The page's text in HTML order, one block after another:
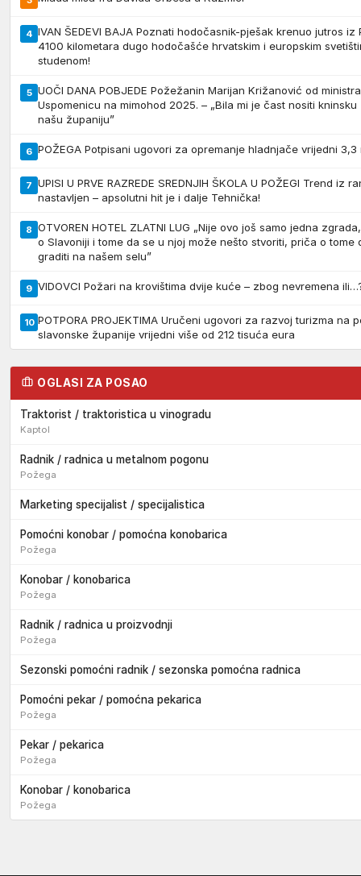
4 IVAN ŠEDEVI BAJA Poznati hodočasnik-pješak krenuo jutros
4100 kilometara dugo hodočašće hrvatskim i europskim
studenom!
5 UOČI DANA POBJEDE Požežanin Marijan Križanović od
Uspomenicu na mimohod 2025. – „Bila mi je čast nositi
našu županiju”
6 POŽEGA Potpisani ugovori za opremanje hladnjače vrijedni 3,3
7 UPISI U PRVE RAZREDE SREDNJIH ŠKOLA U POŽEGI Trend iz
nastavljen – apsolutni hit je i dalje Tehnička!
8 OTVOREN HOTEL ZLATNI LUG „Nije ovo još samo jedna
o Slavoniji i tome da se u njoj može nešto stvoriti, priča o tome
graditi na našem selu”
9 VIDOVCI Požari na krovištima dvije kuće – zbog nevremena
10 POTPORA PROJEKTIMA Uručeni ugovori za razvoj turizma na
slavonske županije vrijedni više od 212 tisuća eura
OGLASI ZA POSAO
Traktorist / traktoristica u vinogradu
Kaptol
Radnik / radnica u metalnom pogonu
Požega
Marketing specijalist / specijalistica
Pomoćni konobar / pomoćna konobarica
Požega
Konobar / konobarica
Požega
Radnik / radnica u proizvodnji
Požega
Sezonski pomoćni radnik / sezonska pomoćna radnica
Pomoćni pekar / pomoćna pekarica
Požega
Pekar / pekarica
Požega
Konobar / konobarica
Požega